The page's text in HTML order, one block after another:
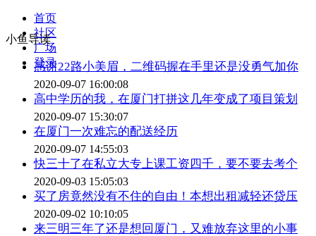
首页
社区
广场
登录
小鱼导读
感谢22路小美眉，二维码握在手里还是没勇气加你
2020-09-07 16:00:08
高中学历的我，在厦门打拼这几年变成了项目策划
2020-09-07 15:30:07
在厦门一次难忘的配送经历
2020-09-07 14:55:03
快三十了在私立大专上课工资四千，要不要去考个
2020-09-03 15:05:03
买了房竟然没有不住的自由！本想出租减轻还贷压
2020-09-02 10:10:05
来三明三年了还是想回厦门，又难放弃这里的小事